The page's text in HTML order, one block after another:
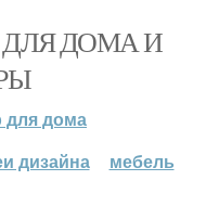
ДЛЯ ДОМА И
для дома
дизайна мебель